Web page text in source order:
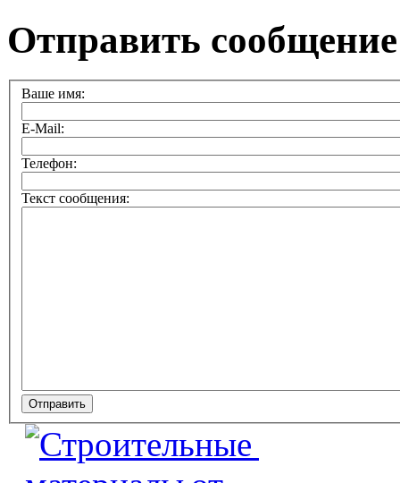
Отправить сообщение
Ваше имя:
E-Mail:
Телефон:
Текст сообщения: